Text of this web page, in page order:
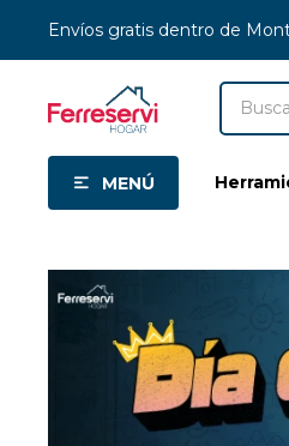
MENÚ
Envíos gratis dentro de